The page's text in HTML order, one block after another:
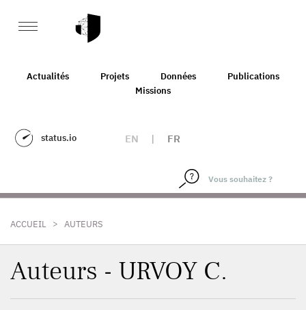
Actualités Projets Données
Publications
Missions
status.io EN | FR
ACCUEIL > AUTEURS
Auteurs - URVOY C.